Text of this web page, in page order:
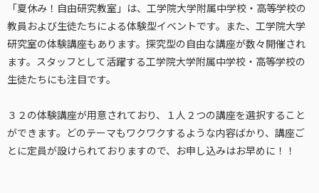
「夏休み！自由研究教室」は、工学院大学附属中学校・高等学校の
教員および生徒たちによる体験型イベントです。また、工学院大学
研究室の体験講座もあります。探究型の自由な講座が数々開催され
ます。スタッフとして活躍する工学院大学附属中学校・高等学校の
生徒たちにも注目です。
３２の体験講座が用意されており、１人２つの講座を選択すること
ができます。どのテーマもワクワクするような内容ばかり、講座ご
とに定員が設けられておりますので、お申し込みはお早めに！！